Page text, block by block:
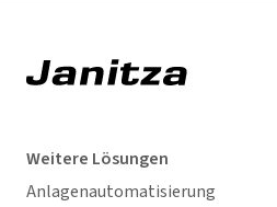
Weitere Lösungen
Anlagenautomatisierung